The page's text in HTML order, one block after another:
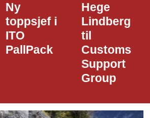
Hege
Lindberg
til
Customs
Dette er
den nye
i Narvik
Havn